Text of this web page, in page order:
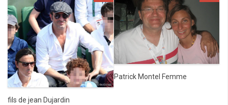
fils de jean Dujardin
Patrick Montel Femme